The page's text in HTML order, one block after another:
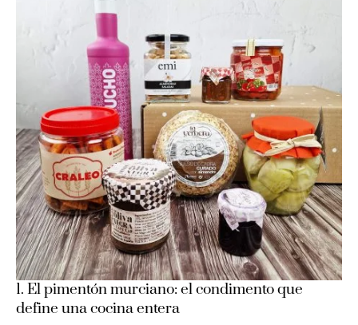
1. El pimentón murciano: el condimento que
define una cocina entera